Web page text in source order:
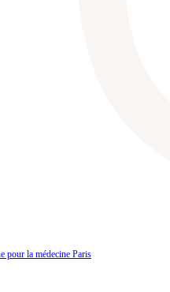
pour la médecine Paris